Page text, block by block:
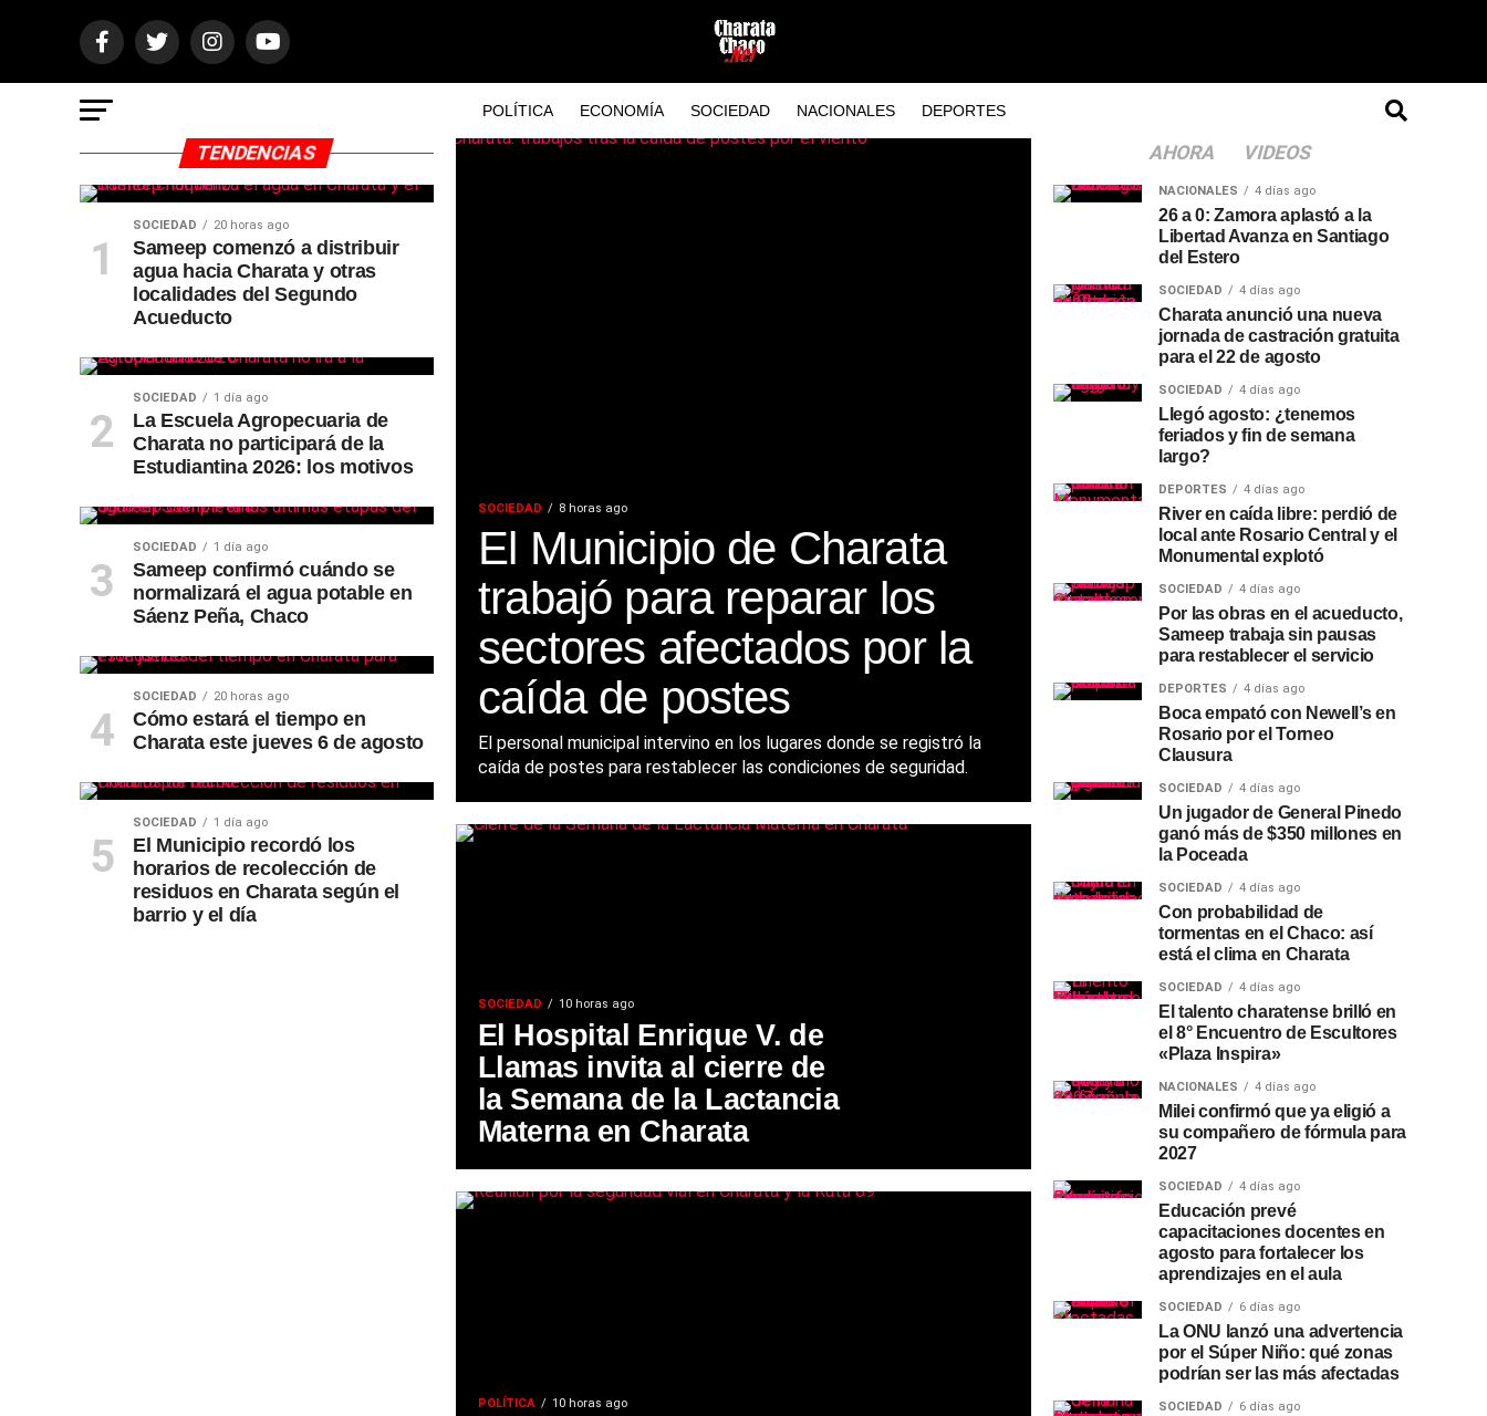
POLÍTICA ECONOMÍA SOCIEDAD NACIONALES DEPORTES
SOCIEDAD 8 horas ago
El Municipio de Charata
trabajó para reparar los
sectores afectados por la
caída de postes
El personal municipal intervino en los lugares donde se registró la
caída de postes para restablecer las condiciones de seguridad.
SOCIEDAD 10 horas ago
El Hospital Enrique V. de
Llamas invita al cierre de
la Semana de la Lactancia
Materna en Charata
POLÍTICA 10 horas ago
TENDENCIAS
SOCIEDAD 20 horas ago
Sameep comenzó a distribuir
agua hacia Charata y otras
localidades del Segundo
Acueducto
SOCIEDAD 1 día ago
La Escuela Agropecuaria de
Charata no participará de la
Estudiantina 2026: los motivos
SOCIEDAD 1 día ago
Sameep confirmó cuándo se
normalizará el agua potable en
Sáenz Peña, Chaco
SOCIEDAD 20 horas ago
Cómo estará el tiempo en
Charata este jueves 6 de agosto
SOCIEDAD 1 día ago
El Municipio recordó los
horarios de recolección de
residuos en Charata según el
barrio y el día
AHORA VIDEOS
NACIONALES 4 días ago
26 a 0: Zamora aplastó a la
Libertad Avanza en Santiago
del Estero
SOCIEDAD 4 días ago
Charata anunció una nueva
jornada de castración gratuita
para el 22 de agosto
SOCIEDAD 4 días ago
Llegó agosto: ¿tenemos
feriados y fin de semana
largo?
DEPORTES 4 días ago
River en caída libre: perdió de
local ante Rosario Central y el
Monumental explotó
SOCIEDAD 4 días ago
Por las obras en el acueducto,
Sameep trabaja sin pausas
para restablecer el servicio
DEPORTES 4 días ago
Boca empató con Newell’s en
Rosario por el Torneo
Clausura
SOCIEDAD 4 días ago
Un jugador de General Pinedo
ganó más de $350 millones en
la Poceada
SOCIEDAD 4 días ago
Con probabilidad de
tormentas en el Chaco: así
está el clima en Charata
SOCIEDAD 4 días ago
El talento charatense brilló en
el 8° Encuentro de Escultores
«Plaza Inspira»
NACIONALES 4 días ago
Milei confirmó que ya eligió a
su compañero de fórmula para
2027
SOCIEDAD 4 días ago
Educación prevé
capacitaciones docentes en
agosto para fortalecer los
aprendizajes en el aula
SOCIEDAD 6 días ago
La ONU lanzó una advertencia
por el Súper Niño: qué zonas
podrían ser las más afectadas
SOCIEDAD 6 días ago